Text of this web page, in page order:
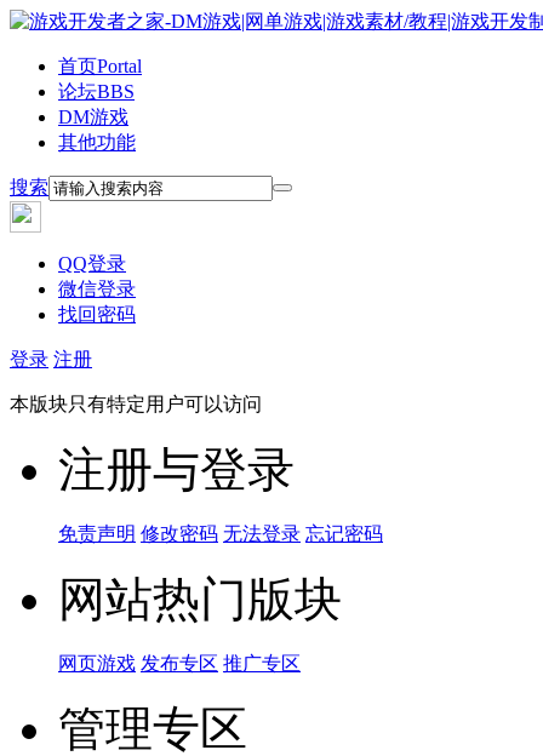
首页Portal
论坛BBS
DM游戏
其他功能
搜索
QQ登录
微信登录
找回密码
登录 注册
本版块只有特定用户可以访问
注册与登录
免责声明 修改密码 无法登录 忘记密码
网站热门版块
网页游戏 发布专区 推广专区
管理专区